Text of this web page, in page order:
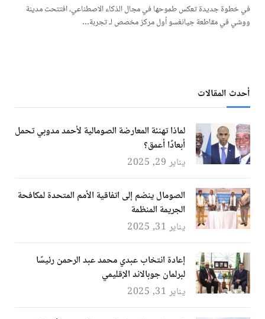
في خطوة جديدة تعكس طموحها في مجال الذكاء الاصطناعي، افتتحت مدينة
ووشي في مقاطعة جيانغسو أول مركز مخصص لـ تجربة…
أحدث المقالات
لماذا تهنئة المعارضة الصومالية لأحمد مدوبي تحمل
أبعادًا أعمق؟
يناير 29, 2025
الصومال ينضم إلى اتفاقية الأمم المتحدة لمكافحة
الجريمة المنظمة
يناير 31, 2025
إعادة انتخاب عبدي محمد عبد الرحمن رئيسًا
لبرلمان جوبالاند الإقليمي
يناير 31, 2025